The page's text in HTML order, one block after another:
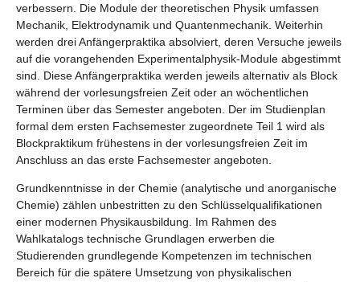
verbessern. Die Module der theoretischen Physik umfassen
Mechanik, Elektrodynamik und Quantenmechanik. Weiterhin
werden drei Anfängerpraktika absolviert, deren Versuche jeweils
auf die vorangehenden Experimentalphysik-Module abgestimmt
sind. Diese Anfängerpraktika werden jeweils alternativ als Block
während der vorlesungsfreien Zeit oder an wöchentlichen
Terminen über das Semester angeboten. Der im Studienplan
formal dem ersten Fachsemester zugeordnete Teil 1 wird als
Blockpraktikum frühestens in der vorlesungsfreien Zeit im
Anschluss an das erste Fachsemester angeboten.
Grundkenntnisse in der Chemie (analytische und anorganische
Chemie) zählen unbestritten zu den Schlüsselqualifikationen
einer modernen Physikausbildung. Im Rahmen des
Wahlkatalogs technische Grundlagen erwerben die
Studierenden grundlegende Kompetenzen im technischen
Bereich für die spätere Umsetzung von physikalischen